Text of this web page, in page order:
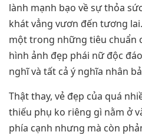
lành mạnh bạo về sự thỏa
khát vẳng vươn đến tương
một trong những tiêu chuẩn
hình ảnh đẹp phái nữ độc
nghĩ và tất cả ý nghĩa nhân
Thật thay, vẻ đẹp của quá
thiếu phụ ko riêng gì nằm ở
phía cạnh nhưng mà còn